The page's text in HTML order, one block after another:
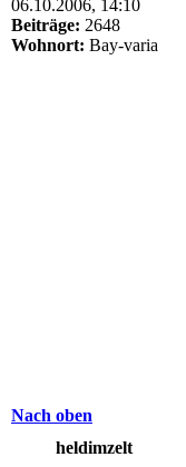
06.10.2006, 14:10
Beiträge: 2648
Wohnort: Bay-varia
Nach oben
heldimzelt